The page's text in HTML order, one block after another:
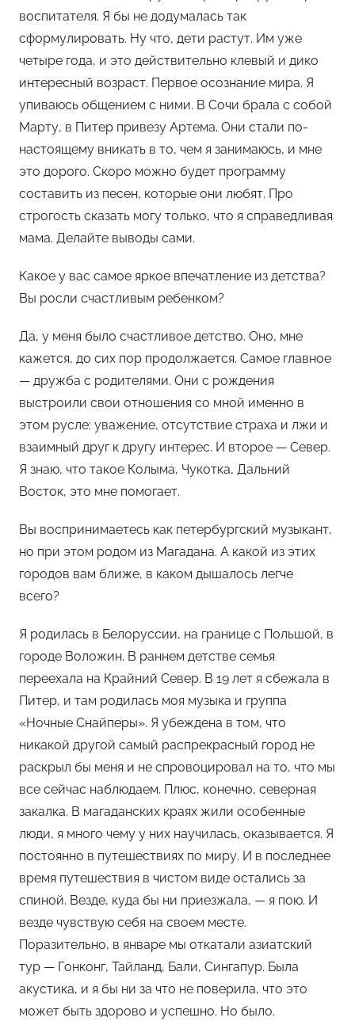
воспитателя. Я бы не додумалась так
сформулировать. Ну что, дети растут. Им уже
четыре года, и это действительно клевый и дико
интересный возраст. Первое осознание мира. Я
упиваюсь общением с ними. В Сочи брала с собой
Марту, в Питер привезу Артема. Они стали по-
настоящему вникать в то, чем я занимаюсь, и мне
это дорого. Скоро можно будет программу
составить из песен, которые они любят. Про
строгость сказать могу только, что я справедливая
мама. Делайте выводы сами.
Какое у вас самое яркое впечатление из детства?
Вы росли счастливым ребенком?
Да, у меня было счастливое детство. Оно, мне
кажется, до сих пор продолжается. Самое главное
— дружба с родителями. Они с рождения
выстроили свои отношения со мной именно в
этом русле: уважение, отсутствие страха и лжи и
взаимный друг к другу интерес. И второе — Север.
Я знаю, что такое Колыма, Чукотка, Дальний
Восток, это мне помогает.
Вы воспринимаетесь как петербургский музыкант,
но при этом родом из Магадана. А какой из этих
городов вам ближе, в каком дышалось легче
всего?
Я родилась в Белоруссии, на границе с Польшой, в
городе Воложин. В раннем детстве семья
переехала на Крайний Север. В 19 лет я сбежала в
Питер, и там родилась моя музыка и группа
«Ночные Снайперы». Я убеждена в том, что
никакой другой самый распрекрасный город не
раскрыл бы меня и не спровоцировал на то, что мы
все сейчас наблюдаем. Плюс, конечно, северная
закалка. В магаданских краях жили особенные
люди, я много чему у них научилась, оказывается. Я
постоянно в путешествиях по миру. И в последнее
время путешествия в чистом виде остались за
спиной. Везде, куда бы ни приезжала, — я пою. И
везде чувствую себя на своем месте.
Поразительно, в январе мы откатали азиатский
тур — Гонконг, Тайланд, Бали, Сингапур. Была
акустика, и я бы ни за что не поверила, что это
может быть здорово и успешно. Но было.